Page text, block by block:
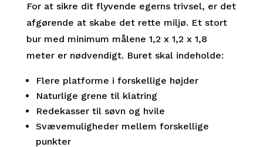
For at sikre dit flyvende egerns trivsel, er det
afgørende at skabe det rette miljø. Et stort
bur med minimum målene 1,2 x 1,2 x 1,8
meter er nødvendigt. Buret skal indeholde:
Flere platforme i forskellige højder
Naturlige grene til klatring
Redekasser til søvn og hvile
Svævemuligheder mellem forskellige
punkter